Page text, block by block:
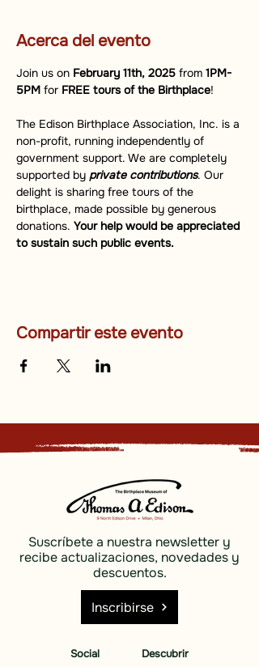
Acerca del evento
Join us on February 11th, 2025 from 1PM-
5PM for FREE tours of the Birthplace!
The Edison Birthplace Association, Inc. is a
non-profit, running independently of
government support. We are completely
supported by private contributions. Our
delight is sharing free tours of the
birthplace, made possible by generous
donations. Your help would be appreciated
to sustain such public events.
Compartir este evento
Suscríbete a nuestra newsletter y
recibe actualizaciones, novedades y
descuentos.
Inscribirse
Social
Descubrir